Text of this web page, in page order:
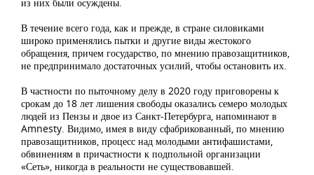
В течение всего года, как и прежде, в стране силовиками
широко применялись пытки и другие виды жестокого
обращения, причем государство, по мнению правозащитников,
не предпринимало достаточных усилий, чтобы остановить их.
В частности по пыточному делу в 2020 году приговорены к
срокам до 18 лет лишения свободы оказались семеро молодых
людей из Пензы и двое из Санкт-Петербурга, напоминают в
Amnesty. Видимо, имея в виду сфабрикованный, по мнению
правозащитников, процесс над молодыми антифашистами,
обвинениям в причастности к подпольной организации
«Сеть», никогда в реальности не существовавшей.